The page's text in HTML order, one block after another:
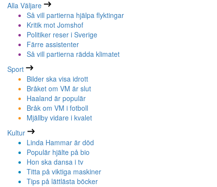
Alla Väljare
Så vill partierna hjälpa flyktingar
Kritik mot Jomshof
Politiker reser i Sverige
Färre assistenter
Så vill partierna rädda klimatet
Sport
Bilder ska visa idrott
Bråket om VM är slut
Haaland är populär
Bråk om VM i fotboll
Mjällby vidare i kvalet
Kultur
Linda Hammar är död
Populär hjälte på bio
Hon ska dansa i tv
Titta på viktiga maskiner
Tips på lättlästa böcker